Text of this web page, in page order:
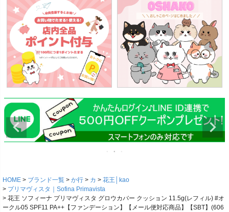
HOME ブランド一覧 か行 カ
花王│kao
プリマヴィスタ｜Sofina Primavista
花王 ソフィーナ プリマヴィスタ グロウカバー クッション 11.5g(レフィル) #オ
ークル05 SPF11 PA++【ファンデーション】【メール便対応商品】【SBT】(606